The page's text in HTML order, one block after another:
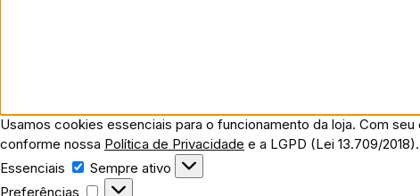
Usamos cookies essenciais para o funcionamento da loja. Com
conforme nossa Política de Privacidade e a LGPD (Lei 13.709/2018).
Essenciais
Essenciais
Sempre ativo
Preferências
Preferências